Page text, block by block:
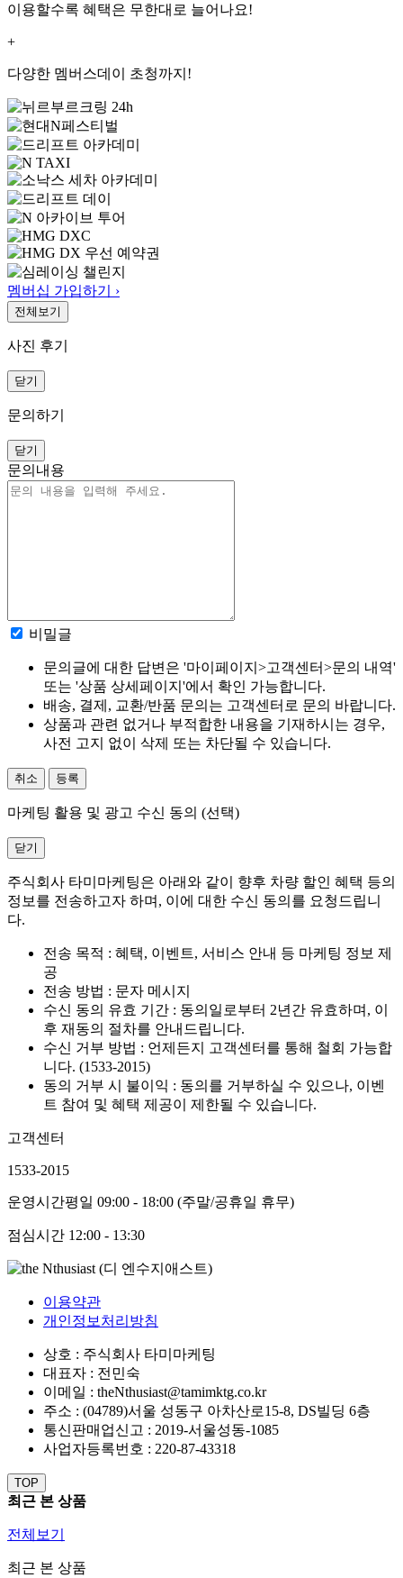
이용할수록 혜택은 무한대로 늘어나요!
+
다양한 멤버스데이 초청까지!
멤버십 가입하기 ›
전체보기
사진 후기
닫기
문의하기
닫기
문의내용
비밀글
문의글에 대한 답변은 '마이페이지>고객센터>문의 내역'
또는 '상품 상세페이지'에서 확인 가능합니다.
배송, 결제, 교환/반품 문의는 고객센터로 문의 바랍니다.
상품과 관련 없거나 부적합한 내용을 기재하시는 경우,
사전 고지 없이 삭제 또는 차단될 수 있습니다.
취소 등록
마케팅 활용 및 광고 수신 동의 (선택)
닫기
주식회사 타미마케팅은 아래와 같이 향후 차량 할인 혜택 등의
정보를 전송하고자 하며, 이에 대한 수신 동의를 요청드립니
다.
전송 목적 : 혜택, 이벤트, 서비스 안내 등 마케팅 정보 제
공
전송 방법 : 문자 메시지
수신 동의 유효 기간 : 동의일로부터 2년간 유효하며, 이
후 재동의 절차를 안내드립니다.
수신 거부 방법 : 언제든지 고객센터를 통해 철회 가능합
니다. (1533-2015)
동의 거부 시 불이익 : 동의를 거부하실 수 있으나, 이벤
트 참여 및 혜택 제공이 제한될 수 있습니다.
고객센터
1533-2015
운영시간평일 09:00 - 18:00 (주말/공휴일 휴무)
점심시간 12:00 - 13:30
이용약관
개인정보처리방침
상호 : 주식회사 타미마케팅
대표자 : 전민숙
이메일 : theNthusiast@tamimktg.co.kr
주소 : (04789)서울 성동구 아차산로15-8, DS빌딩 6층
통신판매업신고 : 2019-서울성동-1085
사업자등록번호 : 220-87-43318
TOP
최근 본 상품
전체보기
최근 본 상품